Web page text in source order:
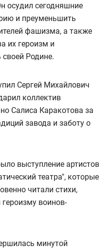
осудил сегодняшние
и преуменьшить
фашизма, а также
их героизм и
Родине.
Сергей Михайлович
коллектив
Салиса Каракотова за
завода и заботу о
выступление артистов
театра", которые
читали стихи,
воинов-
минутой